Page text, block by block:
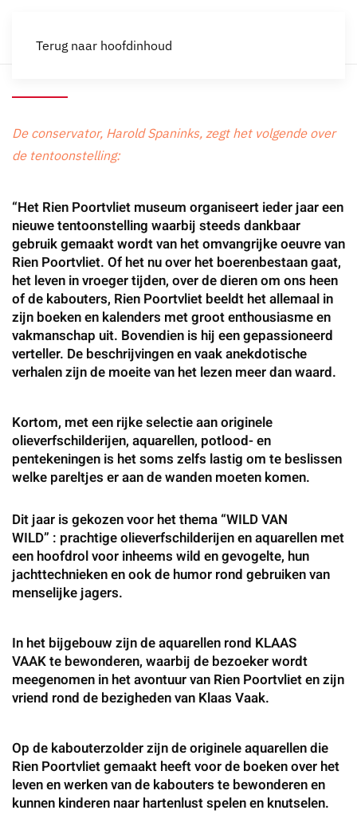
Terug naar hoofdinhoud
De conservator, Harold Spaninks, zegt het volgende over
de tentoonstelling:
“Het Rien Poortvliet museum organiseert ieder jaar een
nieuwe tentoonstelling waarbij steeds dankbaar
gebruik gemaakt wordt van het omvangrijke oeuvre van
Rien Poortvliet. Of het nu over het boerenbestaan gaat,
het leven in vroeger tijden, over de dieren om ons heen
of de kabouters, Rien Poortvliet beeldt het allemaal in
zijn boeken en kalenders met groot enthousiasme en
vakmanschap uit. Bovendien is hij een gepassioneerd
verteller. De beschrijvingen en vaak anekdotische
verhalen zijn de moeite van het lezen meer dan waard.
Kortom, met een rijke selectie aan originele
olieverfschilderijen, aquarellen, potlood- en
pentekeningen is het soms zelfs lastig om te beslissen
welke pareltjes er aan de wanden moeten komen.
Dit jaar is gekozen voor het thema “WILD VAN
WILD” : prachtige olieverfschilderijen en aquarellen met
een hoofdrol voor inheems wild en gevogelte, hun
jachttechnieken en ook de humor rond gebruiken van
menselijke jagers.
In het bijgebouw zijn de aquarellen rond KLAAS
VAAKte bewonderen, waarbij de bezoeker wordt
meegenomen in het avontuur van Rien Poortvliet en zijn
vriend rond de bezigheden van Klaas Vaak.
Op de kabouterzolder zijn de originele aquarellen die
Rien Poortvliet gemaakt heeft voor de boeken over het
leven en werken van de kabouters te bewonderen en
kunnen kinderen naar hartenlust spelen en knutselen.